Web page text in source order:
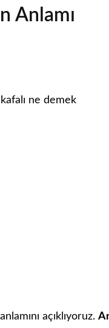
Anlamı
ne demek
açıklıyoruz.